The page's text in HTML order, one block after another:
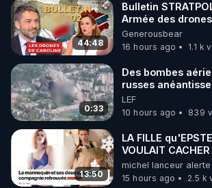
44:48
Bulletin
Armée des
série, missiles
07.08.2026.
Generousbear
16 hours ago
1.1 k
0:33
Des bombes
russes
centres de
drones de 3
ukrainienne
LEF
10 hours ago
839
13:50
LA FILLE
VOULAIT CACHER
michel lanceur alerte
15 hours ago
2.5 k